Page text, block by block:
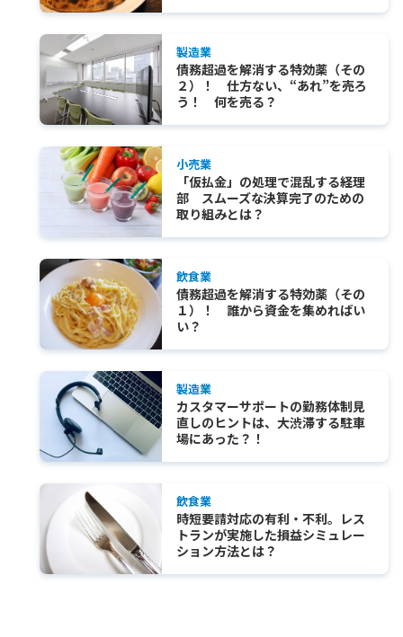
製造業
債務超過を解消する特効薬（その
２）！ 仕方ない、“あれ”を売ろ
う！ 何を売る？
小売業
「仮払金」の処理で混乱する経理
部 スムーズな決算完了のための
取り組みとは？
飲食業
債務超過を解消する特効薬（その
１）！ 誰から資金を集めればい
い？
製造業
カスタマーサポートの勤務体制見
直しのヒントは、大渋滞する駐車
場にあった？！
飲食業
時短要請対応の有利・不利。レス
トランが実施した損益シミュレー
ション方法とは？